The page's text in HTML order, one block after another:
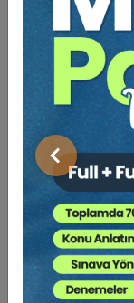
Önceki
BENZER
Video
Tüketici